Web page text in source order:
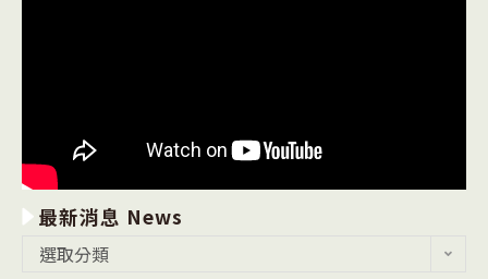
最新消息 News
選取分類